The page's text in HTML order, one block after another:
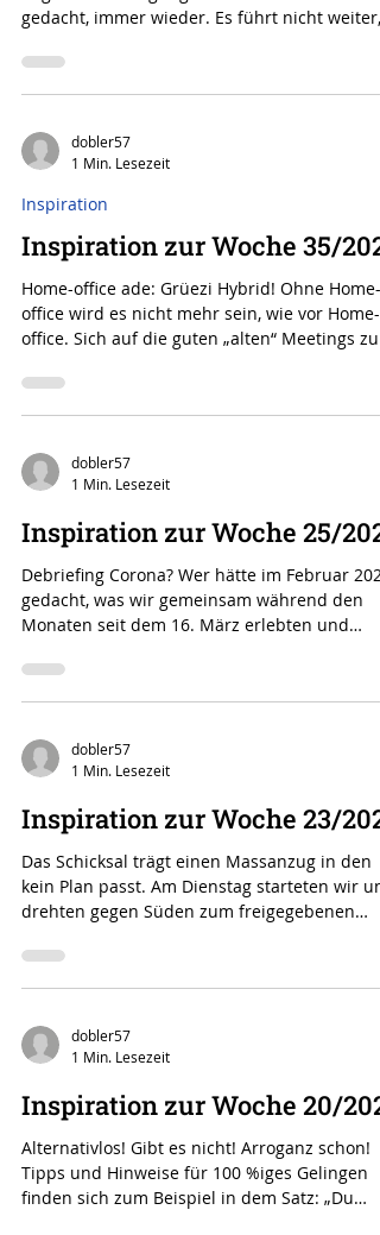
Zuversicht bringt uns auf Flughöhe! Die Welt
gedacht, immer wieder. Es führt nicht
dobler57
1 Min. Lesezeit
Inspiration
Inspiration zur Woche 35/2021
Home-office ade: Grüezi Hybrid! Ohne Home-
office. Sich auf die guten „alten“ Meetings
1 Min. Lesezeit
Inspiration zur Woche 25/2021
Debriefing Corona? Wer hätte im Februar 2020
Monaten seit dem 16. März erlebten und
erdulden...
1 Min. Lesezeit
Inspiration zur Woche 23/2021
Das Schicksal trägt einen Massanzug in den
drehten gegen Süden zum freigegebenen
Wegpunkt....
1 Min. Lesezeit
Inspiration zur Woche 20/2021
Alternativlos! Gibt es nicht! Arroganz schon!